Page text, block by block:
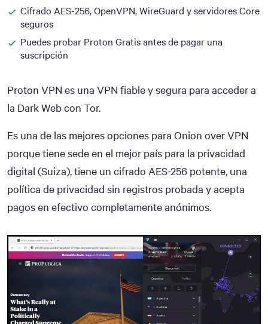
Cifrado AES-256, OpenVPN, WireGuard y servidores Core
seguros
Puedes probar Proton Gratis antes de pagar una
suscripción
Proton VPN es una VPN fiable y segura para acceder a
la Dark Web con Tor.
Es una de las mejores opciones para Onion over VPN
porque tiene sede en el mejor país para la privacidad
digital (Suiza), tiene un cifrado AES-256 potente, una
política de privacidad sin registros probada y acepta
pagos en efectivo completamente anónimos.